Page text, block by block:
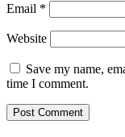
Email *
Website
Save my name,
time I comment.